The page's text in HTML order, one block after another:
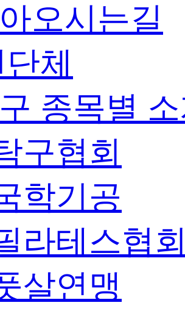
오시는길
체
종목별
구협회
학기공
라테스협
살연맹